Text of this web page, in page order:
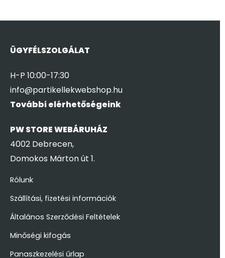
ÜGYFÉLSZOLGÁLAT
H-P 10:00-17:30
info@partikellekwebshop.hu
További elérhetőségeink
PW STORE WEBÁRUHÁZ
4002 Debrecen,
Domokos Márton út 1.
Rólunk
Szállítási, fizetési információk
Általános Szerződési Feltételek
Minőségi kifogás
Panaszkezelési űrlap